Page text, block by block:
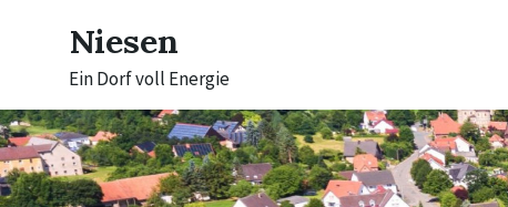
navigation
Niesen
Ein Dorf voll Energie